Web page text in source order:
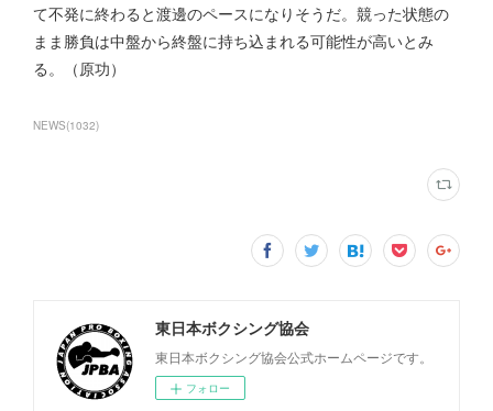
て不発に終わると渡邊のペースになりそうだ。競った状態の
まま勝負は中盤から終盤に持ち込まれる可能性が高いとみ
る。（原功）
NEWS(1032)
東日本ボクシング協会
東日本ボクシング協会公式ホームページです。
フォロー